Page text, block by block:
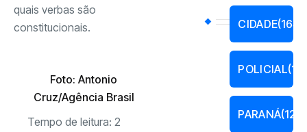
quais verbas são
constitucionais.
Foto: Antonio
Cruz/Agência Brasil
Tempo de leitura: 2
CIDADE(164)
POLICIAL
PARANÁ(121)